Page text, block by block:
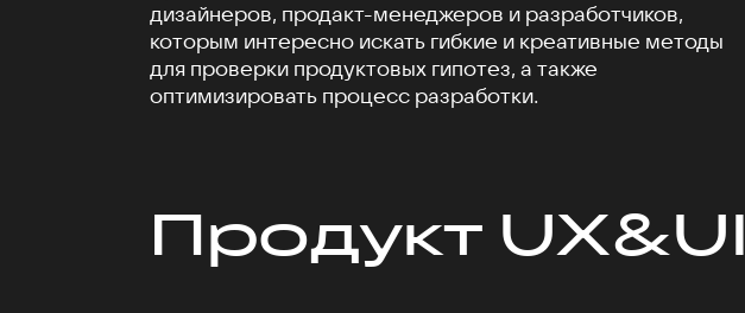
дизайнеров, продакт-менеджеров и разработчиков,
которым интересно искать гибкие и креативные методы
для проверки продуктовых гипотез, а также
оптимизировать процесс разработки.
Продукт UX&UI